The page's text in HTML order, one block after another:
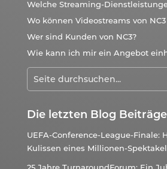
Welche Streaming-
Wo können Videostreams von
Wer sind Kunden von NC3?
Wie kann ich mir ein Angebot
Die letzten Blog Beiträge
UEFA-Conference-League-Finale:
Kulissen eines Millionen-